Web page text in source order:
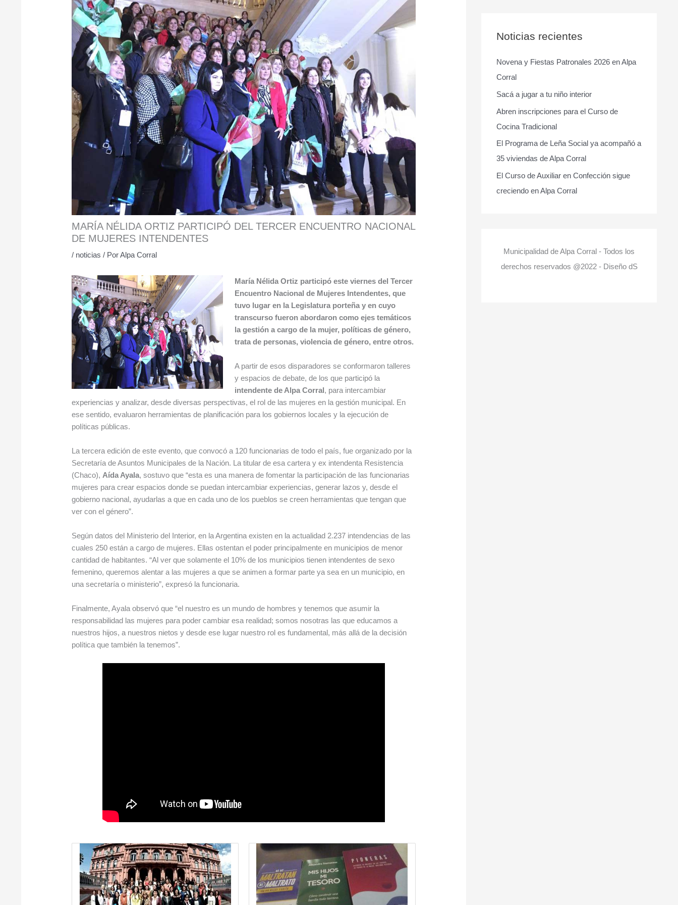
MARÍA NÉLIDA ORTIZ PARTICIPÓ DEL TERCER ENCUENTRO NACIONAL
DE MUJERES INTENDENTES
/ noticias / PorAlpa Corral
María Nélida Ortiz participó este viernes del Tercer
Encuentro Nacional de Mujeres Intendentes, que
tuvo lugar en la Legislatura porteña y en cuyo
transcurso fueron abordaron como ejes temáticos
la gestión a cargo de la mujer, políticas de género,
trata de personas, violencia de género, entre otros.
A partir de esos disparadores se conformaron talleres
y espacios de debate, de los que participó la
intendente de Alpa Corral, para intercambiar
experiencias y analizar, desde diversas perspectivas, el rol de las mujeres en la gestión municipal. En
ese sentido, evaluaron herramientas de planificación para los gobiernos locales y la ejecución de
políticas públicas.
La tercera edición de este evento, que convocó a 120 funcionarias de todo el país, fue organizado por la
Secretaría de Asuntos Municipales de la Nación. La titular de esa cartera y ex intendenta Resistencia
(Chaco), Aída Ayala, sostuvo que “esta es una manera de fomentar la participación de las funcionarias
mujeres para crear espacios donde se puedan intercambiar experiencias, generar lazos y, desde el
gobierno nacional, ayudarlas a que en cada uno de los pueblos se creen herramientas que tengan que
ver con el género”.
Según datos del Ministerio del Interior, en la Argentina existen en la actualidad 2.237 intendencias de las
cuales 250 están a cargo de mujeres. Ellas ostentan el poder principalmente en municipios de menor
cantidad de habitantes. “Al ver que solamente el 10% de los municipios tienen intendentes de sexo
femenino, queremos alentar a las mujeres a que se animen a formar parte ya sea en un municipio, en
una secretaría o ministerio”, expresó la funcionaria.
Finalmente, Ayala observó que “el nuestro es un mundo de hombres y tenemos que asumir la
responsabilidad las mujeres para poder cambiar esa realidad; somos nosotras las que educamos a
nuestros hijos, a nuestros nietos y desde ese lugar nuestro rol es fundamental, más allá de la decisión
política que también la tenemos”.
a
p
o
r
:
Noticias recientes
Novena y Fiestas Patronales 2026 en Alpa
Corral
Sacá a jugar a tu niño interior
Abren inscripciones para el Curso de
Cocina Tradicional
El Programa de Leña Social ya acompañó a
35 viviendas de Alpa Corral
El Curso de Auxiliar en Confección sigue
creciendo en Alpa Corral
Municipalidad de Alpa Corral - Todos los
derechos reservados @2022 - Diseño dS